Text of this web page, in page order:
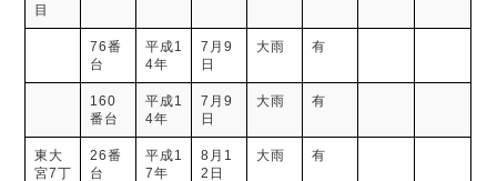
目
76番
台
平成1
4年
7月9
日
大雨 有
160
番台
平成1
4年
7月9
日
大雨 有
東大
宮7丁
26番
台
平成1
7年
8月1
2日
大雨 有